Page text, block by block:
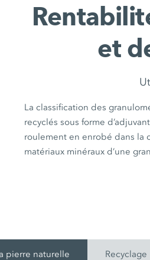
et
La classification des
recyclés sous forme
roulement en enrobé dans la
matériaux minéraux d’une
pierre naturelle Recyclage